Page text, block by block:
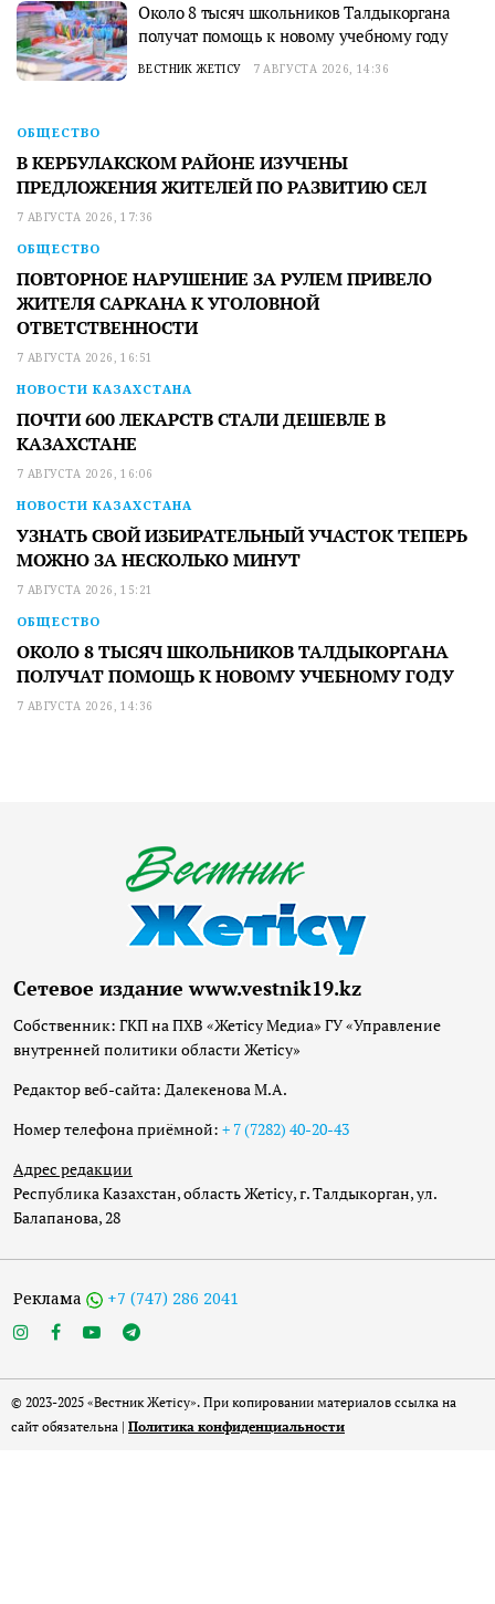
Около 8 тысяч школьников Талдыкоргана
получат помощь к новому учебному году
ВЕСТНИК ЖЕТІСУ 7 АВГУСТА 2026, 14:36
ОБЩЕСТВО
В КЕРБУЛАКСКОМ РАЙОНЕ ИЗУЧЕНЫ
ПРЕДЛОЖЕНИЯ ЖИТЕЛЕЙ ПО РАЗВИТИЮ СЕЛ
7 АВГУСТА 2026, 17:36
ОБЩЕСТВО
ПОВТОРНОЕ НАРУШЕНИЕ ЗА РУЛЕМ ПРИВЕЛО
ЖИТЕЛЯ САРКАНА К УГОЛОВНОЙ
ОТВЕТСТВЕННОСТИ
7 АВГУСТА 2026, 16:51
НОВОСТИ КАЗАХСТАНА
ПОЧТИ 600 ЛЕКАРСТВ СТАЛИ ДЕШЕВЛЕ В
КАЗАХСТАНЕ
7 АВГУСТА 2026, 16:06
НОВОСТИ КАЗАХСТАНА
УЗНАТЬ СВОЙ ИЗБИРАТЕЛЬНЫЙ УЧАСТОК ТЕПЕРЬ
МОЖНО ЗА НЕСКОЛЬКО МИНУТ
7 АВГУСТА 2026, 15:21
ОБЩЕСТВО
ОКОЛО 8 ТЫСЯЧ ШКОЛЬНИКОВ ТАЛДЫКОРГАНА
ПОЛУЧАТ ПОМОЩЬ К НОВОМУ УЧЕБНОМУ ГОДУ
7 АВГУСТА 2026, 14:36
Сетевое издание www.vestnik19.kz
Собственник: ГКП на ПХВ «Жетісу Медиа» ГУ «Управление
внутренней политики области Жетісу»
Редактор веб-сайта: Далекенова М.А.
Номер телефона приёмной: + 7 (7282) 40-20-43
Адрес редакции
Республика Казахстан, область Жетісу, г. Талдыкорган, ул.
Балапанова, 28
Реклама +7 (747) 286 2041
© 2023-2025 «Вестник Жетісу». При копировании материалов ссылка на
сайт обязательна | Политика конфиденциальности